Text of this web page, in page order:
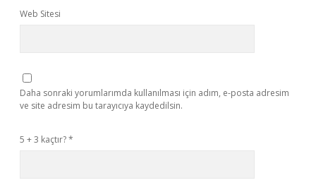
Web Sitesi
Daha sonraki yorumlarımda kullanılması için adım, e-posta adresim
ve site adresim bu tarayıcıya kaydedilsin.
5 + 3 kaçtır?*